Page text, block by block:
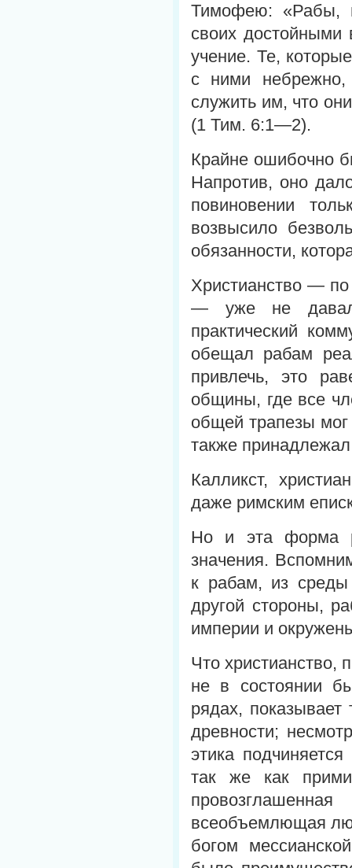
Тимофею: «Рабы,
своих
учение. Те,
с ними
служить им, что
(1 Тим. 6:1—2).
Крайне ошибочно
Напротив, оно
повиновении
возвысило
обязанности,
Христианство —
— уже не
практический
обещал рабам
привлечь, это
общины, где все
общей трапезы
также
Калликст,
даже римским
Но и эта форма
значения.
к рабам, из среды
другой стороны,
империи и
Что христианство,
не в состоянии
рядах, показывает
древности;
этика
так же как
всеобъемлющая
богом